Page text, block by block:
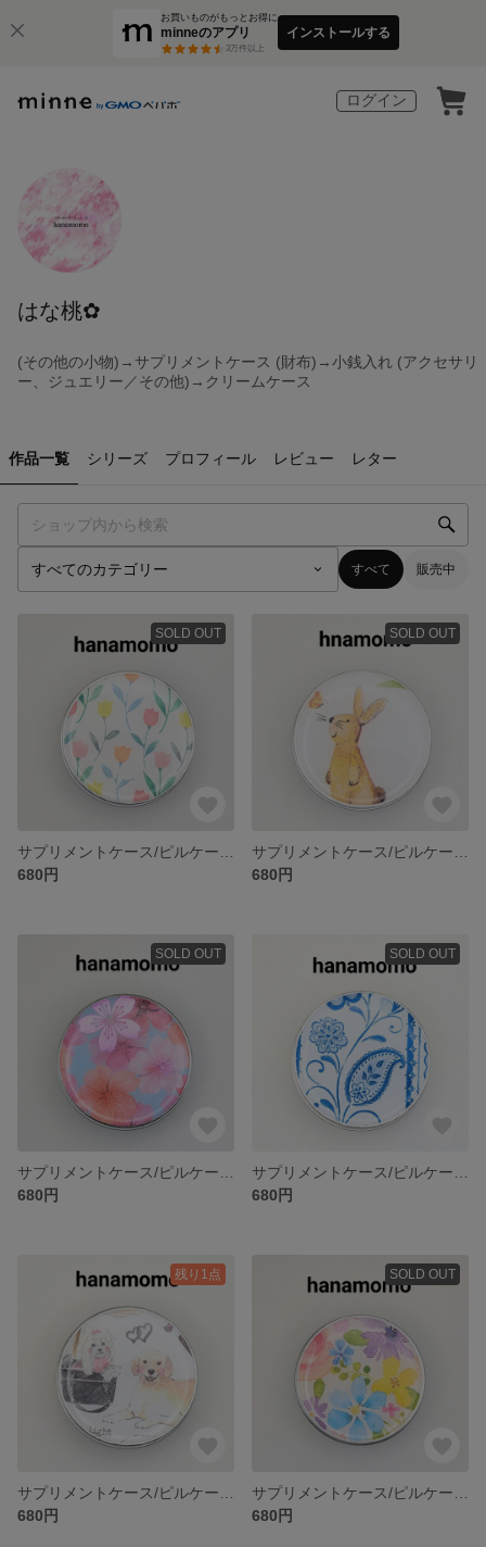
お買いものがもっとお得に
minneのアプリ
3万件以上
インストールする
ログイン
はな桃✿
(その他の小物)→サプリメントケース (財布)→小銭入れ (アクセサリ
ー、ジュエリー／その他)→クリームケース
作品一覧 シリーズ プロフィール レビュー レター
すべて 販売中
SOLD OUT
680円
SOLD OUT
680円
SOLD OUT
680円
SOLD OUT
680円
残り1点
680円
SOLD OUT
680円